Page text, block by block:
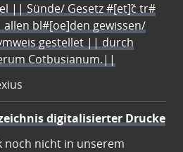
|| Sünde/ Gesetz #[et]c̃ tr#
bl#[oe]den gewissen/
gestellet || durch
Cotbusianum.||
digitalisierter Drucke
noch nicht in unserem